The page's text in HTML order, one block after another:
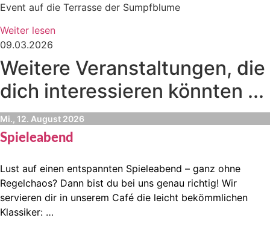
Event auf die Terrasse der Sumpfblume
Weiter lesen
09.03.2026
Weitere Veranstaltungen, die
dich interessieren könnten ...
Mi., 12. August 2026
Spieleabend
Lust auf einen entspannten Spieleabend – ganz ohne
Regelchaos? Dann bist du bei uns genau richtig! Wir
servieren dir in unserem Café die leicht bekömmlichen
Klassiker: …